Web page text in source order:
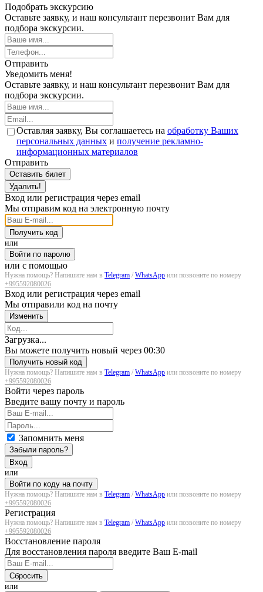
Подобрать экскурсию
Оставьте заявку, и наш консультант перезвонит Вам для
подбора экскурсии.
Отправить
Уведомить меня!
Оставьте заявку, и наш консультант перезвонит Вам для
подбора экскурсии.
Оставляя заявку, Вы соглашаетесь на обработку Ваших
персональных данных и получение рекламно-
информационных материалов
Отправить
Оставить билет
Удалить!
Вход или регистрация через email
Мы отправим код на электронную почту
Получить код
или
Войти по паролю
или с помощью
Нужна помощь? Напишите нам в Telegram / WhatsApp или позвоните по номеру
+995592080026
Вход или регистрация через email
Мы отправили код на почту
Изменить
Загрузка...
Вы можете получить новый через 00:30
Получить новый код
Нужна помощь? Напишите нам в Telegram / WhatsApp или позвоните по номеру
+995592080026
Войти через пароль
Введите вашу почту и пароль
Запомнить меня
Забыли пароль?
Вход
или
Войти по коду на почту
Нужна помощь? Напишите нам в Telegram / WhatsApp или позвоните по номеру
+995592080026
Регистрация
Нужна помощь? Напишите нам в Telegram / WhatsApp или позвоните по номеру
+995592080026
Восстановление пароля
Для восстановления пароля введите Ваш E-mail
Сбросить
или